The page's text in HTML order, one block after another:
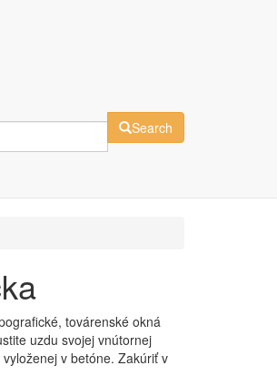
Search
továrenské okná
uzdu svojej vnútornej
v betóne. Zakúriť v